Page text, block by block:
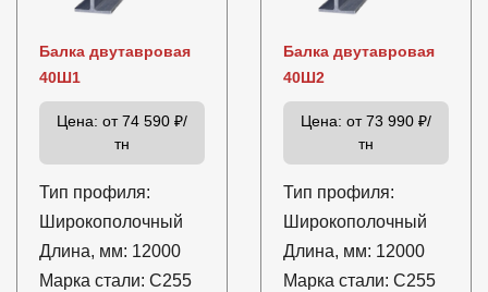
Балка двутавровая
40Ш1
Цена: от 74 590 ₽/
тн
Тип профиля:
Широкополочный
Длина, мм: 12000
Марка стали: С255
Балка двутавровая
40Ш2
Цена: от 73 990 ₽/
тн
Тип профиля:
Широкополочный
Длина, мм: 12000
Марка стали: С255